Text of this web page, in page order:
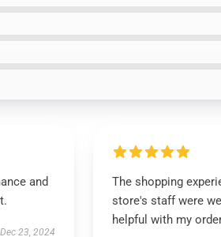
and
Dec 23, 2024
The shopping
store's staff were
helpful with my